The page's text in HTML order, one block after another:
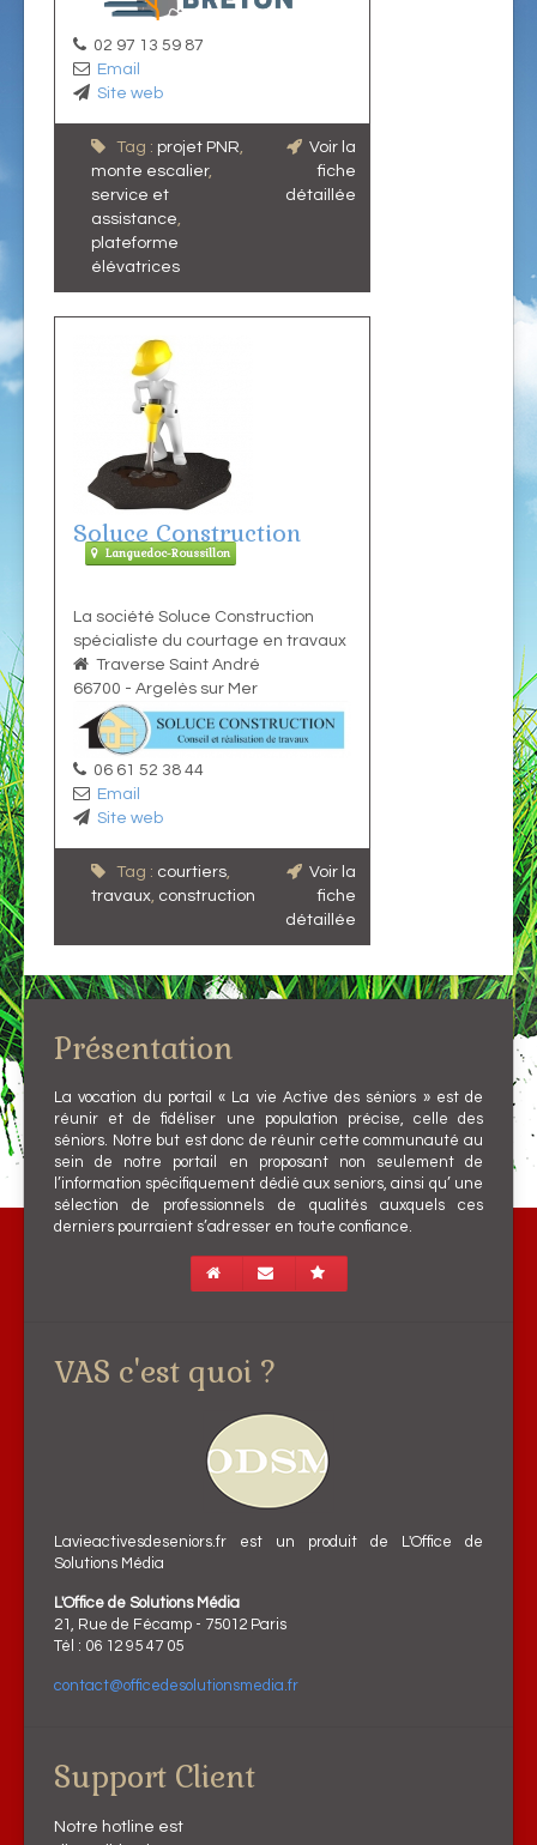
02 97 13 59 87
Email
Site web
Tag : projet PNR,
monte escalier,
service et
assistance,
plateforme
élévatrices
Voir la
fiche
détaillée
Soluce Construction
Languedoc-Roussillon
La société Soluce Construction
spécialiste du courtage en travaux
Traverse Saint André
66700 - Argelès sur Mer
06 61 52 38 44
Email
Site web
Tag : courtiers,
travaux, construction
Voir la
fiche
détaillée
Présentation
La vocation du portail « La vie Active des séniors » est de
réunir et de fidéliser une population précise, celle des
séniors. Notre but est donc de réunir cette communauté au
sein de notre portail en proposant non seulement de
l’information spécifiquement dédié aux seniors, ainsi qu’ une
sélection de professionnels de qualités auxquels ces
derniers pourraient s’adresser en toute confiance.
VAS c'est quoi ?
Lavieactivesdeseniors.fr est un produit de L'Office de
Solutions Média
L'Office de Solutions Média
21, Rue de Fécamp - 75012 Paris
Tél : 06 12 95 47 05
contact@officedesolutionsmedia.fr
Support Client
Notre hotline est